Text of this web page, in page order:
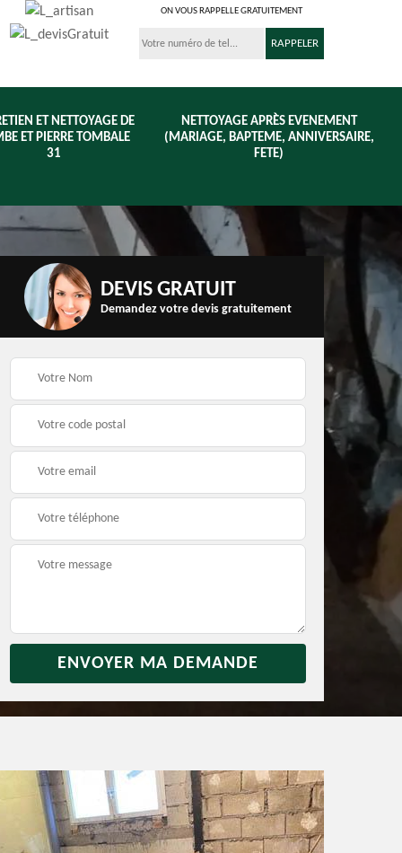
ON VOUS RAPPELLE GRATUITEMENT
ET NETTOYAGE DE
ET PIERRE TOMBALE
31
NETTOYAGE APRÈS EVENEMENT
(MARIAGE, BAPTEME, ANNIVERSAIRE,
FETE)
Débarras jardin 31 Vidage de maison 31
DEVIS GRATUIT
Demandez votre devis gratuitement